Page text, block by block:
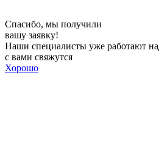
Спасибо, мы получили
вашу заявку!
Наши специалисты уже работают
с вами свяжутся
Хорошо